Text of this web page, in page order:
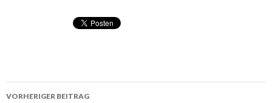
VORHERIGER BEITRAG